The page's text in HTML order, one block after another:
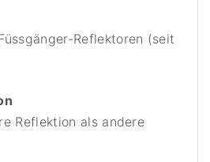
Reflektoren (seit
Reflektion als andere